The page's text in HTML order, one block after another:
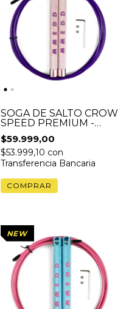
SOGA DE SALTO CROW
SPEED PREMIUM -
PINK
$59.999,00
$53.999,10 con
Transferencia Bancaria
NEW